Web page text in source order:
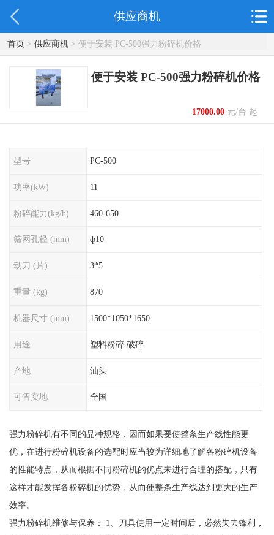
供应商机
首页> 供应商机> 便于安装 PC-500强力粉碎机价格
便于安装 PC-500强力粉碎机价格
17000.00元/台 起
型号 PC-500
功率(kW) 11
粉碎能力(kg/h) 460-650
筛网孔径 (mm) ф10
动刀 (片) 3*5
重量 (kg) 870
机器尺寸 (mm) 1500*1050*1650
用途 塑料粉碎 破碎
产地 汕头
可售卖地 全国
强力粉碎机有不同的品种规格，因而如果要使整条生产线性能更
优，在进行粉碎机设备的选配时应当较为详细地了解各粉碎机设备
的性能特点，从而根据不同粉碎机的优点来进行合理的搭配，只有
这样才能发挥各粉碎机的优势，从而使整条生产线达到更大的生产
效率。
强力粉碎机维修与保养： 1、刀具使用一定时间后，必然失去锋利，